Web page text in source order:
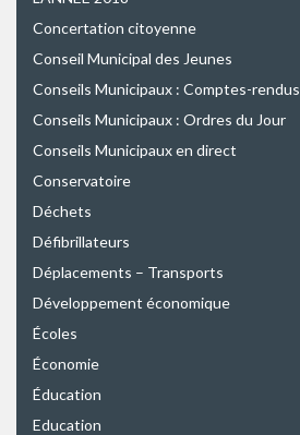
Concertation citoyenne
Conseil Municipal des Jeunes
Conseils Municipaux : Comptes-rendus
Conseils Municipaux : Ordres du Jour
Conseils Municipaux en direct
Conservatoire
Déchets
Défibrillateurs
Déplacements – Transports
Développement économique
Écoles
Économie
Éducation
Education